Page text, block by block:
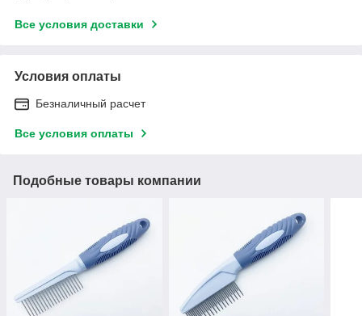
Все условия доставки
Условия оплаты
Безналичный расчет
Все условия оплаты
Подобные товары компании